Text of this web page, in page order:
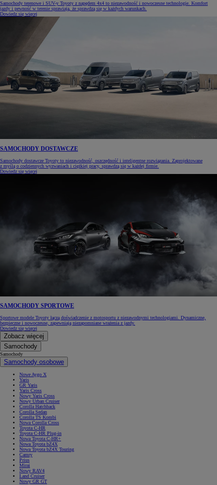
Samochody terenowe i SUV-y Toyoty z napędem 4x4 to niezawodność i nowoczesne technologie. Komfort
jazdy i pewność w terenie sprawiają, że sprawdzą się w każdych warunkach.
Dowiedz się więcej
SAMOCHODY DOSTAWCZE
Samochody dostawcze Toyoty to niezawodność, oszczędność i inteligentne rozwiązania. Zaprojektowane
z myślą o codziennych wyzwaniach i ciężkiej pracy, sprawdzą się w każdej firmie.
Dowiedz się więcej
SAMOCHODY SPORTOWE
Sportowe modele Toyoty łączą doświadczenie z motosportu z niezawodnymi technologiami. Dynamiczne,
bezpieczne i nowoczesne, zapewniają niezapomniane wrażenia z jazdy.
Dowiedz się więcej
Zobacz więcej
Samochody
Samochody
Samochody osobowe
Nowe Aygo X
Yaris
GR Yaris
Yaris Cross
Nowy Yaris Cross
Nowy Urban Cruiser
Corolla Hatchback
Corolla Sedan
Corolla TS Kombi
Nowa Corolla Cross
Toyota C-HR
Toyota C-HR Plug-in
Nowa Toyota C-HR+
Nowa Toyota bZ4X
Nowa Toyota bZ4X Touring
Camry
Prius
Mirai
Nowy RAV4
Land Cruiser
Nowy GR GT